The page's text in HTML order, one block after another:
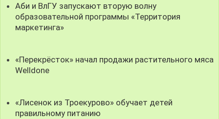
Аби и ВлГУ запускают вторую волну
образовательной программы «Территория
маркетинга»
«Перекрёсток» начал продажи растительного мяса
Welldone
«Лисенок из Троекурово» обучает детей
правильному питанию